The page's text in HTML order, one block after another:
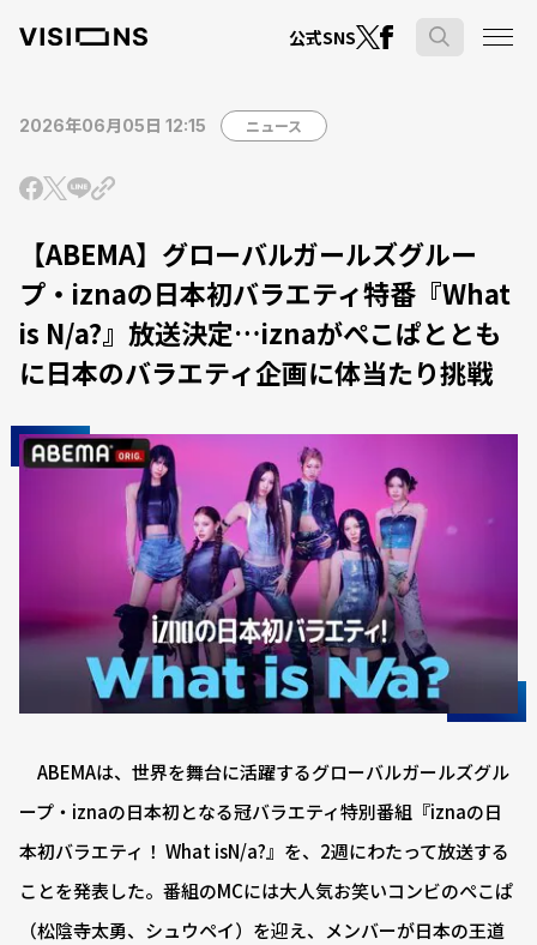
公式SNS
2026年06月05日 12:15 ニュース
【ABEMA】グローバルガールズグルー
プ・iznaの日本初バラエティ特番『What
is N/a?』放送決定…iznaがぺこぱととも
に日本のバラエティ企画に体当たり挑戦
ABEMAは、世界を舞台に活躍するグローバルガールズグル
ープ・iznaの日本初となる冠バラエティ特別番組『iznaの日
本初バラエティ！ What isN/a?』を、2週にわたって放送する
ことを発表した。番組のMCには大人気お笑いコンビのぺこぱ
（松陰寺太勇、シュウペイ）を迎え、メンバーが日本の王道